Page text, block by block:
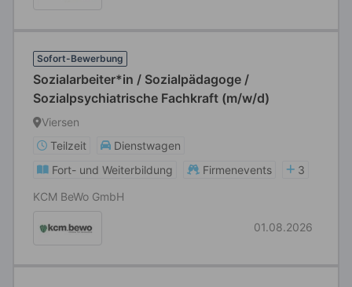
Sofort-Bewerbung
Sozialarbeiter*in / Sozialpädagoge /
Sozialpsychiatrische Fachkraft (m/w/d)
Viersen
Teilzeit
Dienstwagen
Fort- und Weiterbildung
Firmenevents
3
KCM BeWo GmbH
01.08.2026